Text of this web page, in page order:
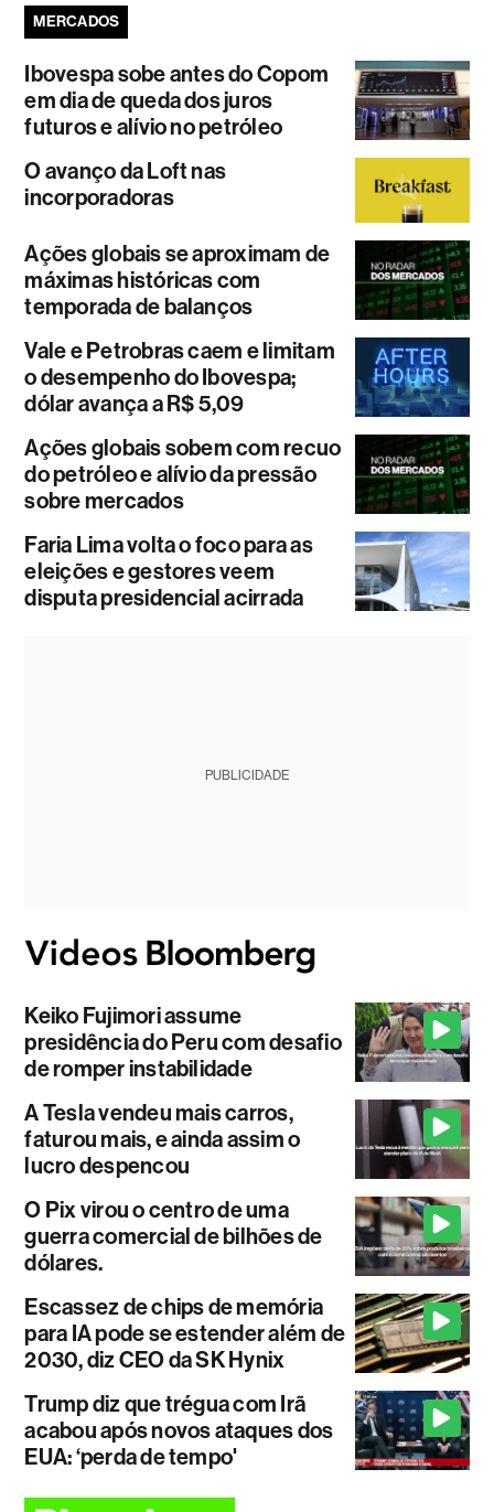
MERCADOS
Ibovespa sobe antes do Copom
em dia de queda dos juros
futuros e alívio no petróleo
O avanço da Loft nas
incorporadoras
Ações globais se aproximam de
máximas históricas com
temporada de balanços
Vale e Petrobras caem e limitam
o desempenho do Ibovespa;
dólar avança a R$ 5,09
Ações globais sobem com recuo
do petróleo e alívio da pressão
sobre mercados
Faria Lima volta o foco para as
eleições e gestores veem
disputa presidencial acirrada
PUBLICIDADE
Keiko Fujimori assume
presidência do Peru com desafio
de romper instabilidade
A Tesla vendeu mais carros,
faturou mais, e ainda assim o
lucro despencou
O Pix virou o centro de uma
guerra comercial de bilhões de
dólares.
Escassez de chips de memória
para IA pode se estender além de
2030, diz CEO da SK Hynix
Trump diz que trégua com Irã
acabou após novos ataques dos
EUA: ‘perda de tempo'